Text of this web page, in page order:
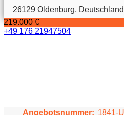
26129 Oldenburg, Deutschland
219.000 €
+49 176 21947504
Angebotsnummer: 1841-UI